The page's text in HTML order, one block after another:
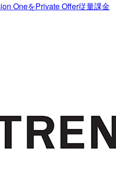
OneをPrivate Offer従量課金